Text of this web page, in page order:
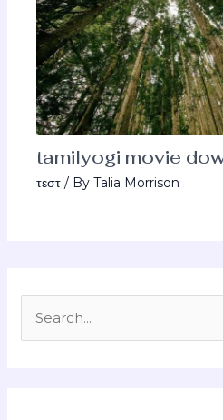
tamilyogi movie
τεστ / ByTalia Morrison